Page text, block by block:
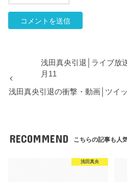
浅田真央引退│ライブ放
月11
浅田真央引退の衝撃・動画│ツイ
RECOMMEND こちらの記事も人
浅田真央